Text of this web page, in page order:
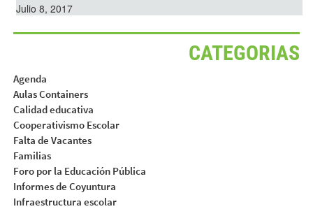
Julio 8, 2017
CATEGORIAS
Agenda
Aulas Containers
Calidad educativa
Cooperativismo Escolar
Falta de Vacantes
Familias
Foro por la Educación Pública
Informes de Coyuntura
Infraestructura escolar